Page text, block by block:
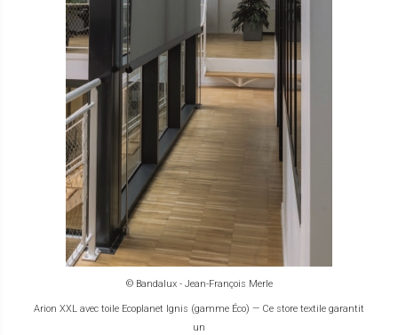
© Bandalux - Jean-François Merle
Arion XXL avec toile Ecoplanet Ignis (gamme Éco) — Ce store textile garantit
un